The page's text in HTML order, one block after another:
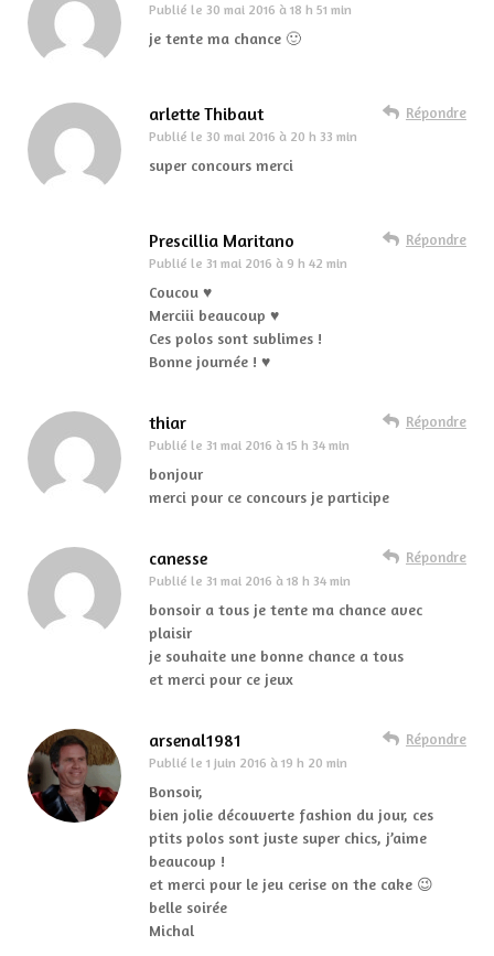
Publié le 30 mai 2016 à 18 h 51 min
je tente ma chance 🙂
arlette Thibaut
Publié le 30 mai 2016 à 20 h 33 min
Répondre
super concours merci
Prescillia Maritano
Publié le 31 mai 2016 à 9 h 42 min
Répondre
Coucou ♥
Merciii beaucoup ♥
Ces polos sont sublimes !
Bonne journée ! ♥
thiar
Publié le 31 mai 2016 à 15 h 34 min
Répondre
bonjour
merci pour ce concours je participe
canesse
Publié le 31 mai 2016 à 18 h 34 min
Répondre
bonsoir a tous je tente ma chance avec
plaisir
je souhaite une bonne chance a tous
et merci pour ce jeux
arsenal1981
Publié le 1 juin 2016 à 19 h 20 min
Répondre
Bonsoir,
bien jolie découverte fashion du jour, ces
ptits polos sont juste super chics, j’aime
beaucoup !
et merci pour le jeu cerise on the cake 😉
belle soirée
Michal